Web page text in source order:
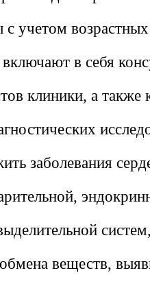
с учетом
в себя
клиники, а также
заболевания
веществ,